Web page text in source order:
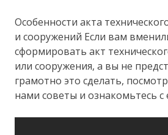
Особенности акта
и сооружений Если вам
сформировать акт
или сооружения, а вы не
грамотно это сделать,
нами советы и ознакомьтесь с